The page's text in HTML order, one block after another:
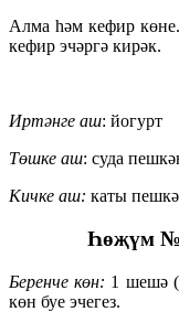
Алма һәм кефир
кефир эчәргә кирәк.
Иртәнге аш: йогурт
Төшке аш: суда
Кичке аш: каты
Һөҗүм №
Беренче көн: 1 шешә
көн буе эчегез.